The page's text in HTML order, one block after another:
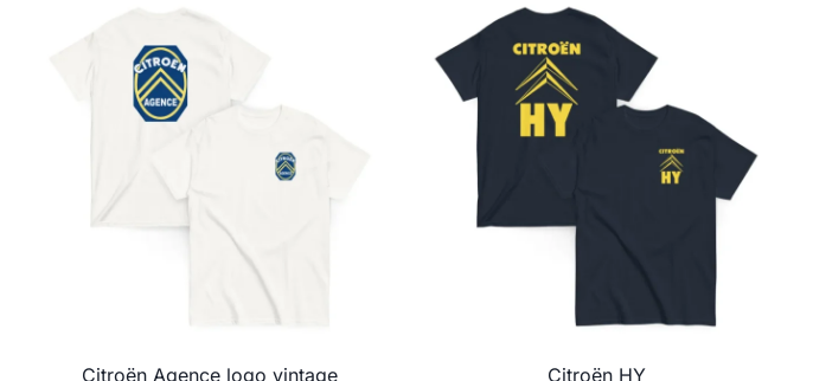
Citroën Agence logo vintage Citroën HY